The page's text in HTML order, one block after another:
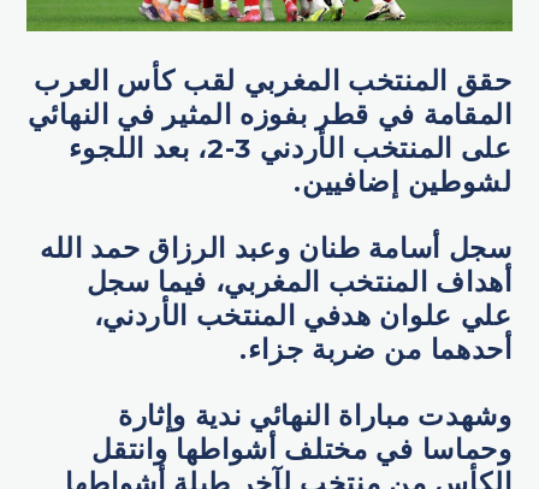
حقق المنتخب المغربي لقب كأس العرب
المقامة في قطر بفوزه المثير في النهائي
على المنتخب الأردني 3-2، بعد اللجوء
لشوطين إضافيين.
سجل أسامة طنان وعبد الرزاق حمد الله
أهداف المنتخب المغربي، فيما سجل
علي علوان هدفي المنتخب الأردني،
أحدهما من ضربة جزاء.
وشهدت مباراة النهائي ندية وإثارة
وحماسا في مختلف أشواطها وانتقل